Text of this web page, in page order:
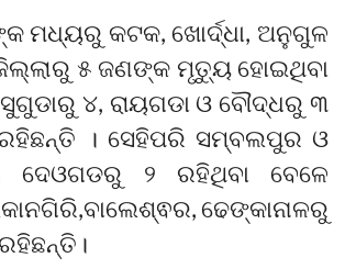
ମଧ୍ୟରୁ କଟକ, ଖୋର୍ଦ୍ଧା, ଅନୁଗୁଳ
୫ ଜଣଙ୍କ ମୃତ୍ୟୁ ହୋଇଥିବା
୪, ରାୟଗଡା ଓ ବୌଦ୍ଧରୁ ୩
। ସେହିପରି ସମ୍ବଲପୁର ଓ
ଦେଓଗଡରୁ ୨ ରହିଥିବା ବେଳେ
ଢେଙ୍କାନାଳରୁ